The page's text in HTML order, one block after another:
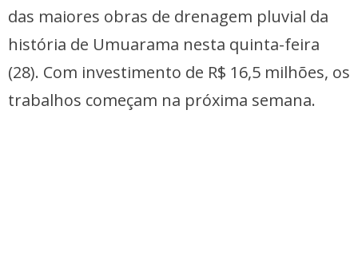
das maiores obras de drenagem pluvial da
história de Umuarama nesta quinta-feira
(28). Com investimento de R$ 16,5 milhões, os
trabalhos começam na próxima semana.